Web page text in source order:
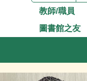
教師/職員
圖書館之友